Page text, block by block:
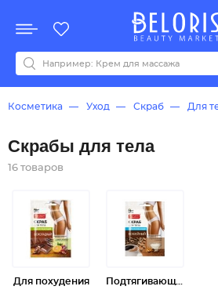
Акции
Все бренды
0-9ABCDEFGHIJKLMNOPQRSTUVWYZ
Косметика Уход Скраб Для
Скрабы для тела
16 товаров
Для похудения